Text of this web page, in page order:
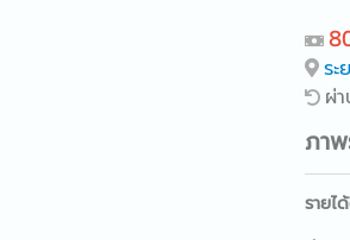
ระ
ผ่
ภา
รายไ